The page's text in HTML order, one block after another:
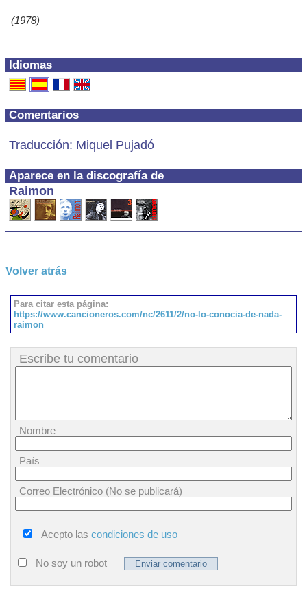
Idiomas
Comentarios
Traducción: Miquel Pujadó
Aparece en la discografía de
Raimon
(1978)
Volver atrás
Para citar esta página:
https://www.cancioneros.com/nc/2611/2/no-lo-conocia-de-nada-
raimon
Escribe tu comentario
Nombre
País
Correo Electrónico (No se publicará)
Acepto las condiciones de uso
No soy un robot